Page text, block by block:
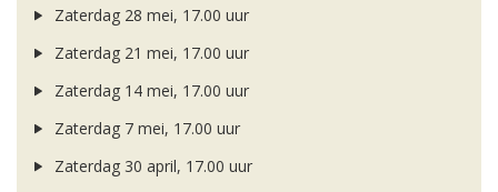
Zaterdag 28 mei, 17.00 uur
Zaterdag 21 mei, 17.00 uur
Zaterdag 14 mei, 17.00 uur
Zaterdag 7 mei, 17.00 uur
Zaterdag 30 april, 17.00 uur